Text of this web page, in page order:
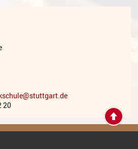
Menschen mit Behinderung
20